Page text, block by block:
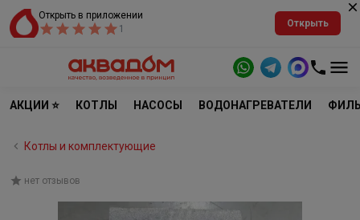
Открыть в приложении
1
Открыть
АКЦИИ ⭐ КОТЛЫ НАСОСЫ ВОДОНАГРЕВАТЕЛИ
Котлы и комплектующие
нет отзывов